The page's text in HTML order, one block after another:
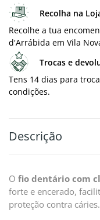
Recolha na
Recolhe a tua
d'Arrábida em Vila
Trocas e
Tens 14 dias para
condições.
Descrição
O fio dentário com
forte e encerado,
proteção contra cáries.